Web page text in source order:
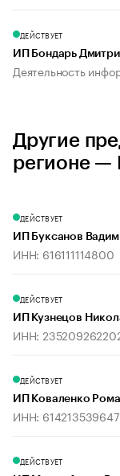
ДЕЙСТВУЕТ
ИП Бондарь
Деятельность
Другие
регионе —
ДЕЙСТВУЕТ
ИП Буксанов
ИНН: 616111114800
ДЕЙСТВУЕТ
ИП Кузнецов
ИНН:
ДЕЙСТВУЕТ
ИП Коваленко
ИНН: 614213539647
ДЕЙСТВУЕТ